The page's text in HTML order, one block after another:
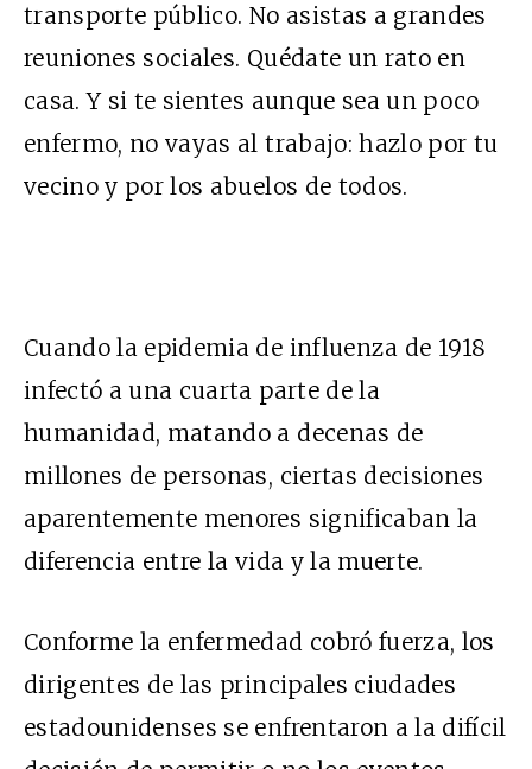
transporte público. No asistas a grandes
reuniones sociales. Quédate un rato en
casa. Y si te sientes aunque sea un poco
enfermo, no vayas al trabajo: hazlo por tu
vecino y por los abuelos de todos.
Cuando la epidemia de influenza de 1918
infectó a una cuarta parte de la
humanidad, matando a decenas de
millones de personas, ciertas decisiones
aparentemente menores significaban la
diferencia entre la vida y la muerte.
Conforme la enfermedad cobró fuerza, los
dirigentes de las principales ciudades
estadounidenses se enfrentaron a la difícil